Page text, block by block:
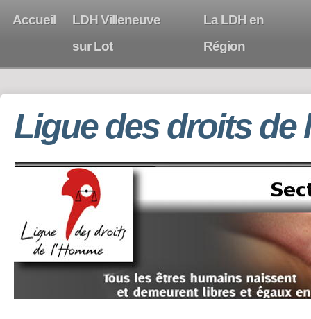
Accueil
LDH Villeneuve
sur Lot
La LDH en
Région
Ligue des droits de